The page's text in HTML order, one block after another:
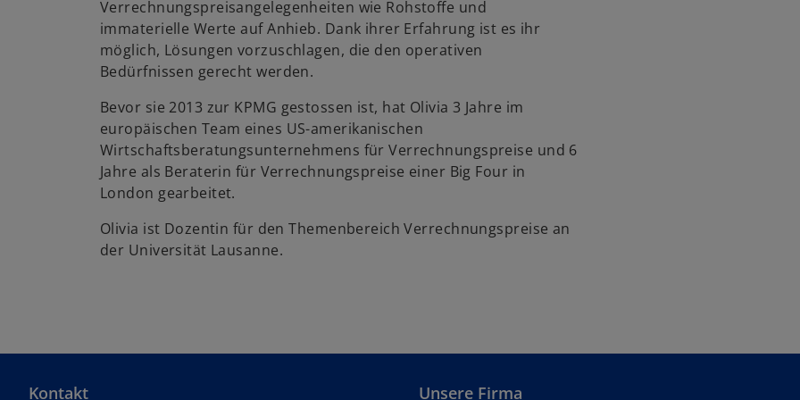
s
t
e
k
r
t
e
t
Verrechnungspreisangelegenheiten wie Rohstoffe und
immaterielle Werte auf Anhieb. Dank ihrer Erfahrung ist es ihr
möglich, Lösungen vorzuschlagen, die den operativen
Bedürfnissen gerecht werden.
Bevor sie 2013 zur KPMG gestossen ist, hat Olivia 3 Jahre im
europäischen Team eines US-amerikanischen
Wirtschaftsberatungsunternehmens für Verrechnungspreise und 6
Jahre als Beraterin für Verrechnungspreise einer Big Four in
London gearbeitet.
Olivia ist Dozentin für den Themenbereich Verrechnungspreise an
der Universität Lausanne.
Kontakt Unsere Firma